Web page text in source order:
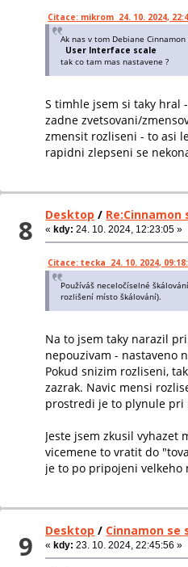
Citace: mikrom 24. 10. 2024,
Ak nas v tom Debiane
User Interface scale
tak co tam mas nastavene ?
S timhle jsem si taky hral
zadne zvetsovani/
zmensit rozliseni - to asi
rapidni zlepseni se
8 Desktop / Re:Cinnamon
« kdy: 24. 10. 2024, 12:23:05 »
Citace: tecka 24. 10. 2024,
Používáš neceločíselné
rozlišení místo škálování).
Na to jsem taky narazil
nepouzivam - nastaveno
Pokud snizim rozliseni,
zazrak. Navic mensi
prostredi je to plynule
Jeste jsem zkusil vyhazet
vicemene to vratit do
je to po pripojeni
9 Desktop / Cinnamon se
«kdy: 23. 10. 2024, 22:45:56 »